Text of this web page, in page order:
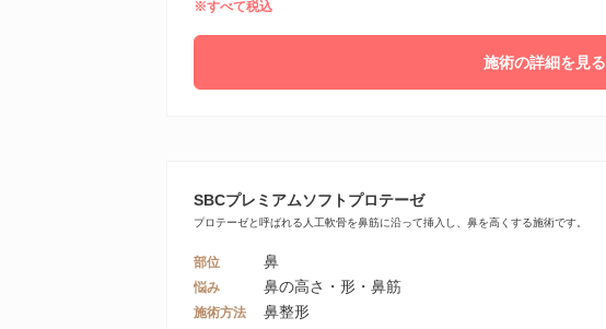
※すべて税込
施術の詳細を見る
SBCプレミアムソフトプロテーゼ
プロテーゼと呼ばれる人工軟骨を鼻筋に沿って挿入し、鼻を高くする施術です。
部位 鼻
悩み 鼻の高さ・形・鼻筋
施術方法 鼻整形